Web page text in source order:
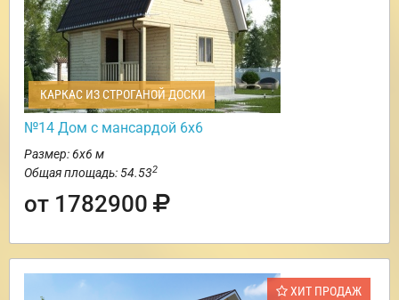
КАРКАС ИЗ СТРОГАНОЙ ДОСКИ
№14 Дом с мансардой 6х6
Размер: 6х6 м
Общая площадь: 54.532
от 1782900
ХИТ ПРОДАЖ